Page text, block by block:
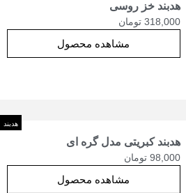
هدبند خز روسی
318,000 تومان
مشاهده محصول
هدبند کبریتی مدل گره ای
هدبند
98,000 تومان
مشاهده محصول